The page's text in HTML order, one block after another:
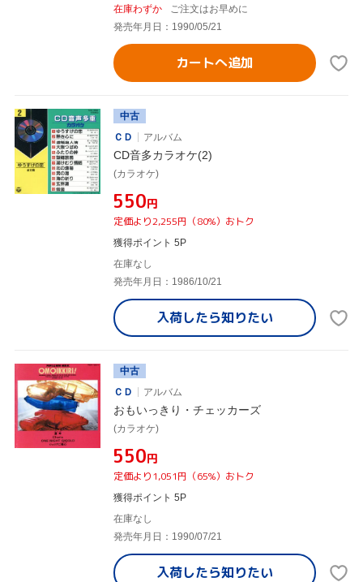
在庫わずか
ご注文はお早めに
発売年月日：1990/05/21
カートへ追加
中古
ＣＤ
アルバム
CD音多カラオケ(2)
(カラオケ)
¥550円
定価より2,255円（80%）おトク
獲得ポイント 5P
在庫なし
発売年月日：1986/10/21
入荷したら知りたい
中古
ＣＤ
アルバム
おもいっきり・チェッカーズ
(カラオケ)
¥550円
定価より1,051円（65%）おトク
獲得ポイント 5P
在庫なし
発売年月日：1990/07/21
入荷したら知りたい